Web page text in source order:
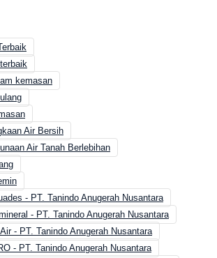
kemasan
Air Bersih
Air Tanah Berlebihan
- PT. Tanindo Anugerah Nusantara
- PT. Tanindo Anugerah Nusantara
- PT. Tanindo Anugerah Nusantara
- PT. Tanindo Anugerah Nusantara